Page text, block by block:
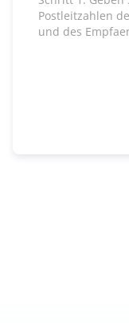
Postleitzahlen
und des